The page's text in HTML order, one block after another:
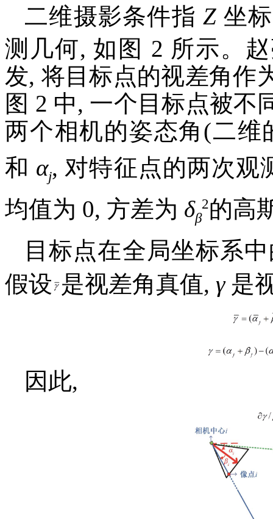
二维摄影条件指Z 坐
测几何, 如图 2 所示。
发, 将目标点的视差角作
图 2 中, 一个目标点被不
两个相机的姿态角(二
和 αj, 对特征点的两次
均值为 0, 方差为 δβ
2的高
目标点在全局坐标系
假设 是视差角真值, γ是
因此,